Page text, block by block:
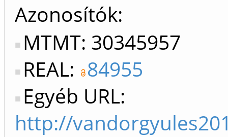
Azonosítók
MTMT: 30345957
REAL: 84955
Egyéb URL:
http://